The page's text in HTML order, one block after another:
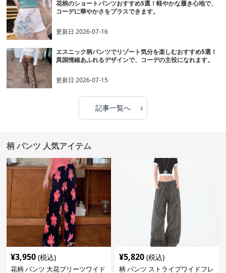
花柄のショートパンツおすすめ5選！軽やかな履き心地で、
コーデに華やかさをプラスできます。
更新日2026-07-16
エスニック柄パンツでリゾート気分を楽しむおすすめ5選！
異国情緒あふれるデザインで、コーデの主役になれます。
更新日2026-07-15
記事一覧へ ›
柄 パンツ 人気アイテム
¥3,950 (税込)
花柄 パンツ 大花プリーツワイド
¥5,820 (税込)
柄 パンツ ストライプワイドフレ